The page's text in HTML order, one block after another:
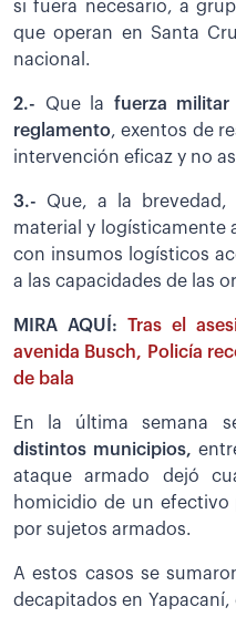
si fuera necesario, a
que operan en Santa
nacional.
2.- Que la fuerza
reglamento, exentos de
intervención eficaz y no
3.- Que, a la brevedad,
material y logísticamente
con insumos logísticos
a las capacidades de las
MIRA AQUÍ: Tras el
avenida Busch, Policía
de bala
En la última semana
distintos municipios,
ataque armado dejó
homicidio de un
por sujetos armados.
A estos casos se
decapitados en